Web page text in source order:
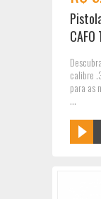
CAFO
calibre
para as
...